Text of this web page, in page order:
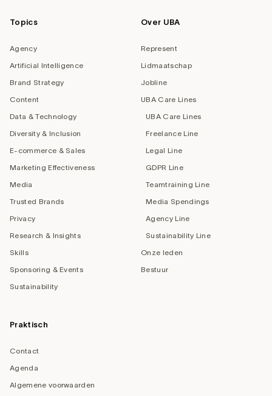
Topics
Agency
Artificial Intelligence
Brand Strategy
Content
Data & Technology
Diversity & Inclusion
E-commerce & Sales
Marketing Effectiveness
Media
Trusted Brands
Privacy
Research & Insights
Skills
Sponsoring & Events
Sustainability
Over UBA
Represent
Lidmaatschap
Jobline
UBA Care Lines
UBA Care Lines
Freelance Line
Legal Line
GDPR Line
Teamtraining Line
Media Spendings
Agency Line
Sustainability Line
Onze leden
Bestuur
Praktisch
Contact
Agenda
Algemene voorwaarden